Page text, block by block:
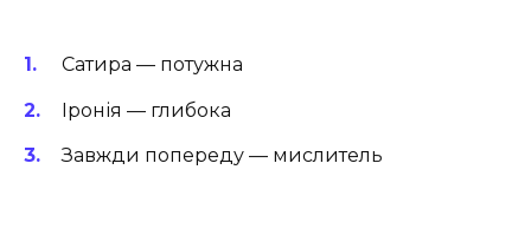
Сатира — потужна
Іронія — глибока
Завжди попереду — мислитель